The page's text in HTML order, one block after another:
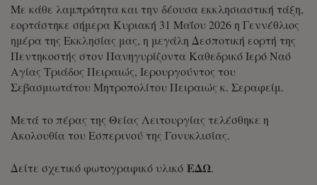
Με κάθε λαμπρότητα και την δέουσα εκκλησιαστική τάξη,
εορτάστηκε σήμερα Κυριακή 31 Μαΐου 2026 η Γεννέθλιος
ημέρα της Εκκλησίας μας, η μεγάλη Δεσποτική εορτή της
Πεντηκοστής στον Πανηγυρίζοντα Καθεδρικό Ιερό Ναό
Αγίας Τριάδος Πειραιώς, Ιερουργούντος του
Σεβασμιωτάτου Μητροπολίτου Πειραιώς κ. Σεραφείμ.
Μετά το πέρας της Θείας Λειτουργίας τελέσθηκε η
Ακολουθία του Εσπερινού της Γονυκλισίας.
Δείτε σχετικό φωτογραφικό υλικό ΕΔΩ.